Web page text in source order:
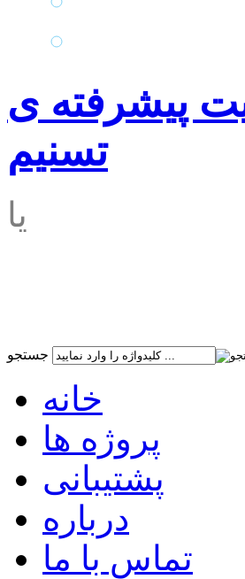
پیشرفته ی
تسنیم
خانه
پروژه ها
پشتیبانی
درباره
تماس با ما